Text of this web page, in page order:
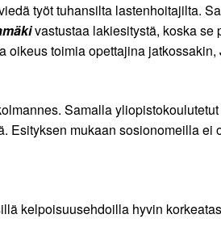
työt tuhansilta lastenhoitajilta.
vastustaa lakiesitystä, koska se
toimia opettajina
Samalla
Esityksen mukaan sosionomeilla ei
kelpoisuusehdoilla hyvin